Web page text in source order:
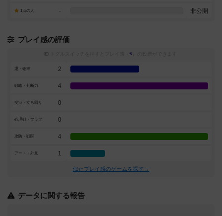
1点の人 - 非公開
プレイ感の評価
※
運・確率 2
戦略・判断力 4
交渉・立ち回り 0
心理戦・ブラフ 0
攻防・戦闘 4
アート・外見 1
似たプレイ感のゲームを探す→
データに関する報告